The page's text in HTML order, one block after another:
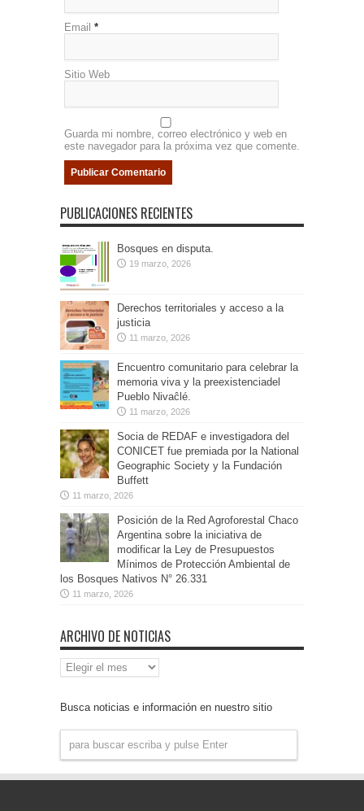
Email *
Sitio Web
Guarda mi nombre, correo electrónico y web en
este navegador para la próxima vez que comente.
PUBLICACIONES RECIENTES
Bosques en disputa.
19 marzo, 2026
Derechos territoriales y acceso a la
justicia
11 marzo, 2026
Encuentro comunitario para celebrar la
memoria viva y la preexistenciadel
Pueblo Nivaĉlé.
11 marzo, 2026
Socia de REDAF e investigadora del
CONICET fue premiada por la National
Geographic Society y la Fundación
Buffett
11 marzo, 2026
Posición de la Red Agroforestal Chaco
Argentina sobre la iniciativa de
modificar la Ley de Presupuestos
Mínimos de Protección Ambiental de
los Bosques Nativos N° 26.331
11 marzo, 2026
ARCHIVO DE NOTICIAS
Archivo
de
Busca noticias e información en nuestro sitio